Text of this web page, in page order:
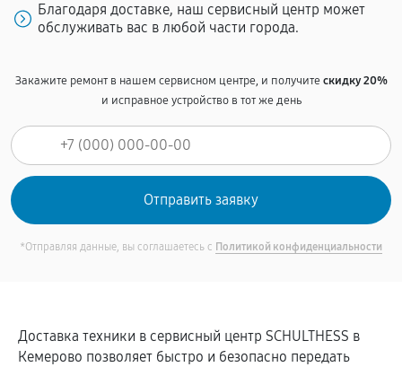
Благодаря доставке, наш сервисный центр может
обслуживать вас в любой части города.
Закажите ремонт в нашем сервисном центре, и получитескидку 20%
и исправное устройство в тот же день
*Отправляя данные, вы соглашаетесь с Политикой конфиденциальности
Доставка техники в сервисный центр SCHULTHESS в
Кемерово позволяет быстро и безопасно передать